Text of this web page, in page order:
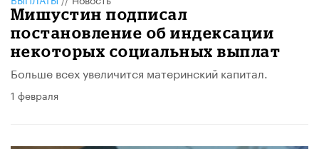
Мишустин подписал
постановление об индексации
некоторых социальных выплат
Больше всех увеличится материнский капитал.
1 февраля